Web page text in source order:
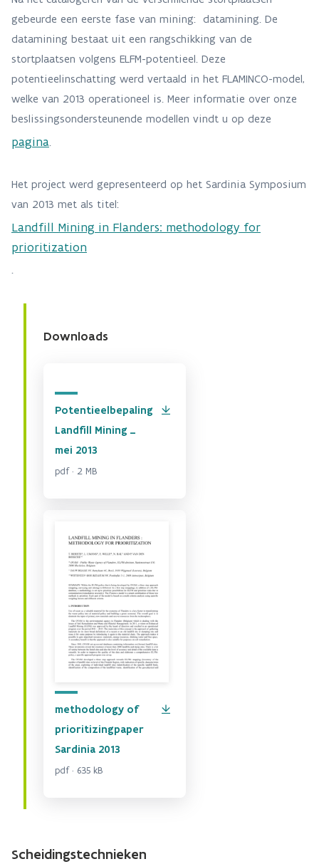
gebeurde een eerste fase van mining: datamining. De
datamining bestaat uit een rangschikking van de
stortplaatsen volgens ELFM-potentieel. Deze
potentieelinschatting werd vertaald in het FLAMINCO-model,
welke van 2013 operationeel is. Meer informatie over onze
beslissingsondersteunende modellen vindt u op deze
pagina.
Het project werd gepresenteerd op het Sardinia Symposium
van 2013 met als titel:
Landfill Mining in Flanders: methodology for
prioritization
.
Downloads
Potentieelbepaling
Landfill Mining _
mei 2013
pdf · 2 MB
methodology of
prioritizingpaper
Sardinia 2013
pdf · 635 kB
Scheidingstechnieken